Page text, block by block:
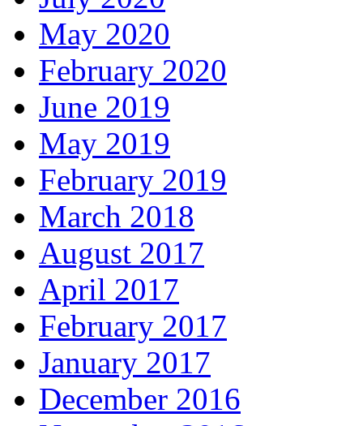
May 2020
February 2020
June 2019
May 2019
February 2019
March 2018
August 2017
April 2017
February 2017
January 2017
December 2016